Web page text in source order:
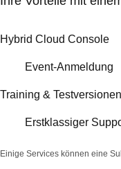
Hybrid Cloud Console
Event-Anmeldung
Training & Testversionen
Erstklassiger
Einige Services können eine